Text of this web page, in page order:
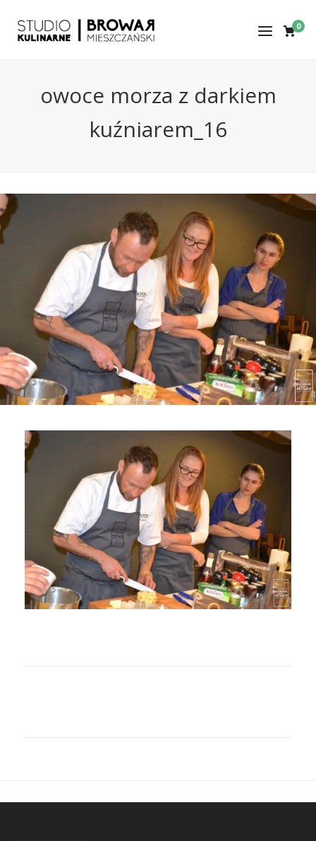
0
owoce morza z darkiem
kuźniarem_16